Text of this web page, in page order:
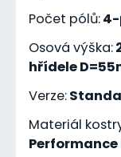
Počet pólů:4-
Osová výška:
hřídele
Verze:
Materiál
Performance